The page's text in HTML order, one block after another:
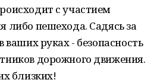
с участием
либо пешехода. Садясь за
ваших руках - безопасность
дорожного движения.
близких!